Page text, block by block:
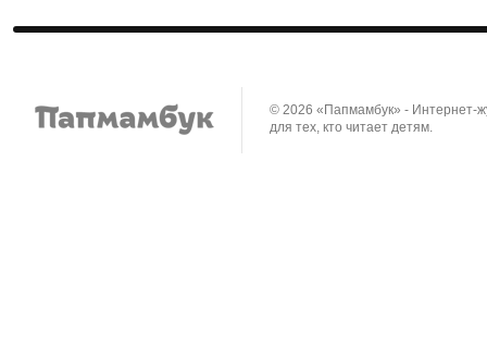
© 2026 «Папмамбук» - Интернет-
для тех, кто читает детям.